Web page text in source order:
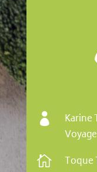

Karine
 Toque